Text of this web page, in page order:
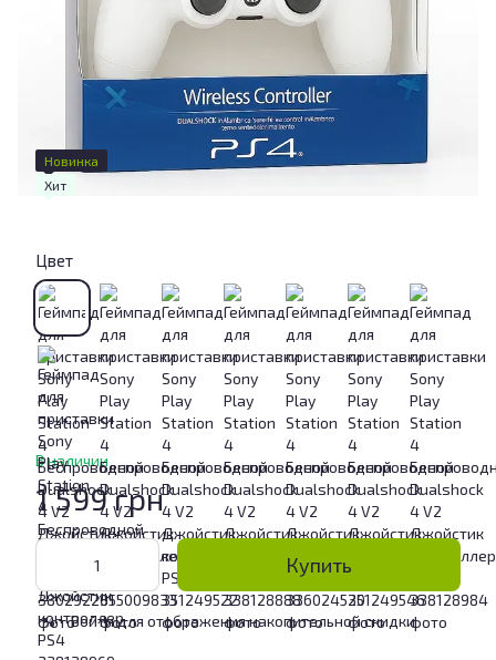
Новинка
Хит
Цвет
В наличии
1 599 грн
Купить
% Войтидля отображения накопительной скидки